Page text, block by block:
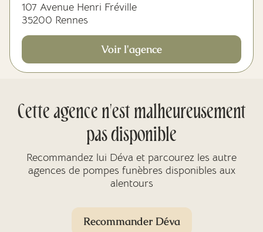
107 Avenue Henri Fréville
35200 Rennes
Voir l'agence
Cette agence n'est malheureusement
pas disponible
Recommandez lui Déva et parcourez les autre
agences de pompes funèbres disponibles aux
alentours
Recommander Déva